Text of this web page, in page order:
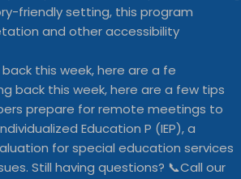
this week, here are a fe